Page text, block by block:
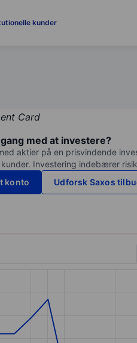
kunder
med at investere?
aktier på en prisvindende
kunder. Investering indebærer
konto
Udforsk Saxos